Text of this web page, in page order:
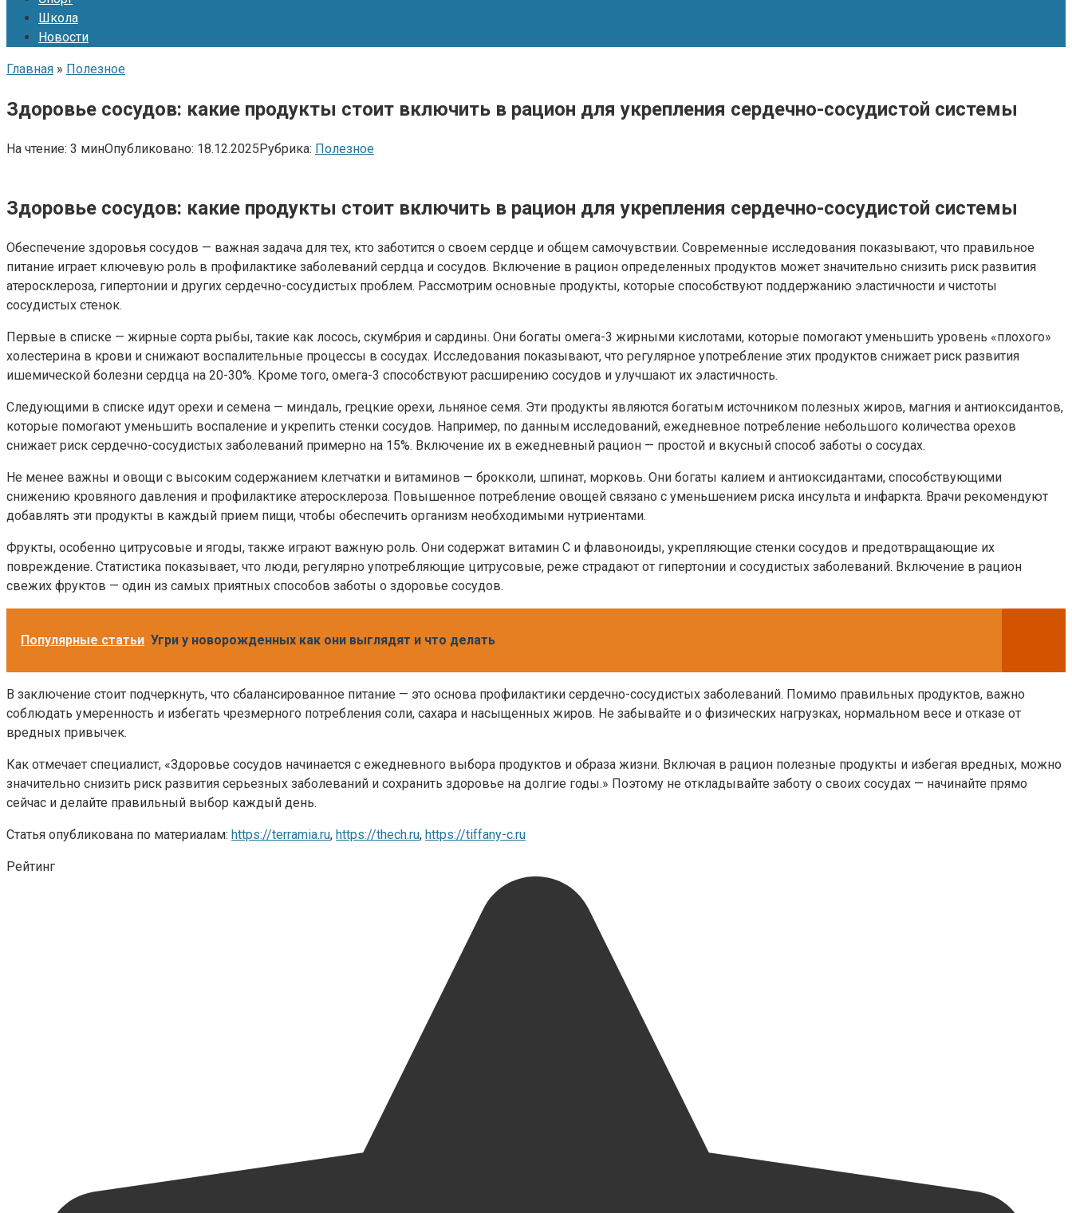
Школа
Новости
Главная » Полезное
Здоровье сосудов: какие продукты стоит включить в рацион для укрепления сердечно-сосудистой системы
На чтение: 3 минОпубликовано: 18.12.2025Рубрика: Полезное
Здоровье сосудов: какие продукты стоит включить в рацион для укрепления сердечно-сосудистой системы
Обеспечение здоровья сосудов — важная задача для тех, кто заботится о своем сердце и общем самочувствии. Современные исследования показывают, что правильное
питание играет ключевую роль в профилактике заболеваний сердца и сосудов. Включение в рацион определенных продуктов может значительно снизить риск развития
атеросклероза, гипертонии и других сердечно-сосудистых проблем. Рассмотрим основные продукты, которые способствуют поддержанию эластичности и чистоты
сосудистых стенок.
Первые в списке — жирные сорта рыбы, такие как лосось, скумбрия и сардины. Они богаты омега-3 жирными кислотами, которые помогают уменьшить уровень «плохого»
холестерина в крови и снижают воспалительные процессы в сосудах. Исследования показывают, что регулярное употребление этих продуктов снижает риск развития
ишемической болезни сердца на 20-30%. Кроме того, омега-3 способствуют расширению сосудов и улучшают их эластичность.
Следующими в списке идут орехи и семена — миндаль, грецкие орехи, льняное семя. Эти продукты являются богатым источником полезных жиров, магния и антиоксидантов,
которые помогают уменьшить воспаление и укрепить стенки сосудов. Например, по данным исследований, ежедневное потребление небольшого количества орехов
снижает риск сердечно-сосудистых заболеваний примерно на 15%. Включение их в ежедневный рацион — простой и вкусный способ заботы о сосудах.
Не менее важны и овощи с высоким содержанием клетчатки и витаминов — брокколи, шпинат, морковь. Они богаты калием и антиоксидантами, способствующими
снижению кровяного давления и профилактике атеросклероза. Повышенное потребление овощей связано с уменьшением риска инсульта и инфаркта. Врачи рекомендуют
добавлять эти продукты в каждый прием пищи, чтобы обеспечить организм необходимыми нутриентами.
Фрукты, особенно цитрусовые и ягоды, также играют важную роль. Они содержат витамин C и флавоноиды, укрепляющие стенки сосудов и предотвращающие их
повреждение. Статистика показывает, что люди, регулярно употребляющие цитрусовые, реже страдают от гипертонии и сосудистых заболеваний. Включение в рацион
свежих фруктов — один из самых приятных способов заботы о здоровье сосудов.
Популярные статьи Угри у новорожденных как они выглядят и что делать
В заключение стоит подчеркнуть, что сбалансированное питание — это основа профилактики сердечно-сосудистых заболеваний. Помимо правильных продуктов, важно
соблюдать умеренность и избегать чрезмерного потребления соли, сахара и насыщенных жиров. Не забывайте и о физических нагрузках, нормальном весе и отказе от
вредных привычек.
Как отмечает специалист, «Здоровье сосудов начинается с ежедневного выбора продуктов и образа жизни. Включая в рацион полезные продукты и избегая вредных, можно
значительно снизить риск развития серьезных заболеваний и сохранить здоровье на долгие годы.» Поэтому не откладывайте заботу о своих сосудах — начинайте прямо
сейчас и делайте правильный выбор каждый день.
Статья опубликована по материалам: https://terramia.ru, https://thech.ru, https://tiffany-c.ru
Рейтинг